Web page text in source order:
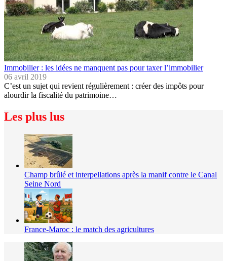
Immobilier : les idées ne manquent pas pour taxer l’immobilier
06 avril 2019
C’est un sujet qui revient régulièrement : créer des impôts pour
alourdir la fiscalité du patrimoine…
Les plus lus
Champ brûlé et interpellations après la manif contre le Canal
Seine Nord
France-Maroc : le match des agricultures